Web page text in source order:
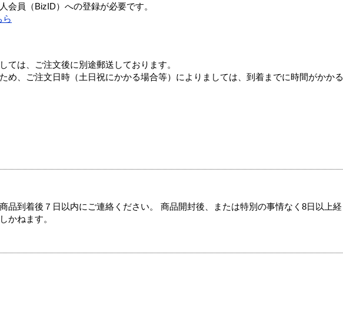
員（BizID）への登録が必要です。
ら
ては、ご注文後に別途郵送しております。
め、ご注文日時（土日祝にかかる場合等）によりましては、到着までに時間がかかる
品到着後７日以内にご連絡ください。 商品開封後、または特別の事情なく8日以上経
かねます。